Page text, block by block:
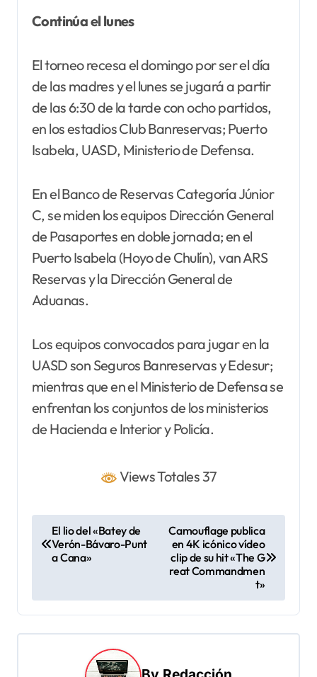
Continúa el lunes
El torneo recesa el domingo por ser el día
de las madres y el lunes se jugará a partir
de las 6:30 de la tarde con ocho partidos,
en los estadios Club Banreservas; Puerto
Isabela, UASD, Ministerio de Defensa.
En el Banco de Reservas Categoría Júnior
C, se miden los equipos Dirección General
de Pasaportes en doble jornada; en el
Puerto Isabela (Hoyo de Chulín), van ARS
Reservas y la Dirección General de
Aduanas.
Los equipos convocados para jugar en la
UASD son Seguros Banreservas y Edesur;
mientras que en el Ministerio de Defensa se
enfrentan los conjuntos de los ministerios
de Hacienda e Interior y Policía.
Views Totales 37
e
g
El lio del «Batey de
Verón-Bávaro-Punt
a Cana»
Camouflage publica
en 4K icónico vídeo
clip de su hit «The G
reat Commandmen
t»